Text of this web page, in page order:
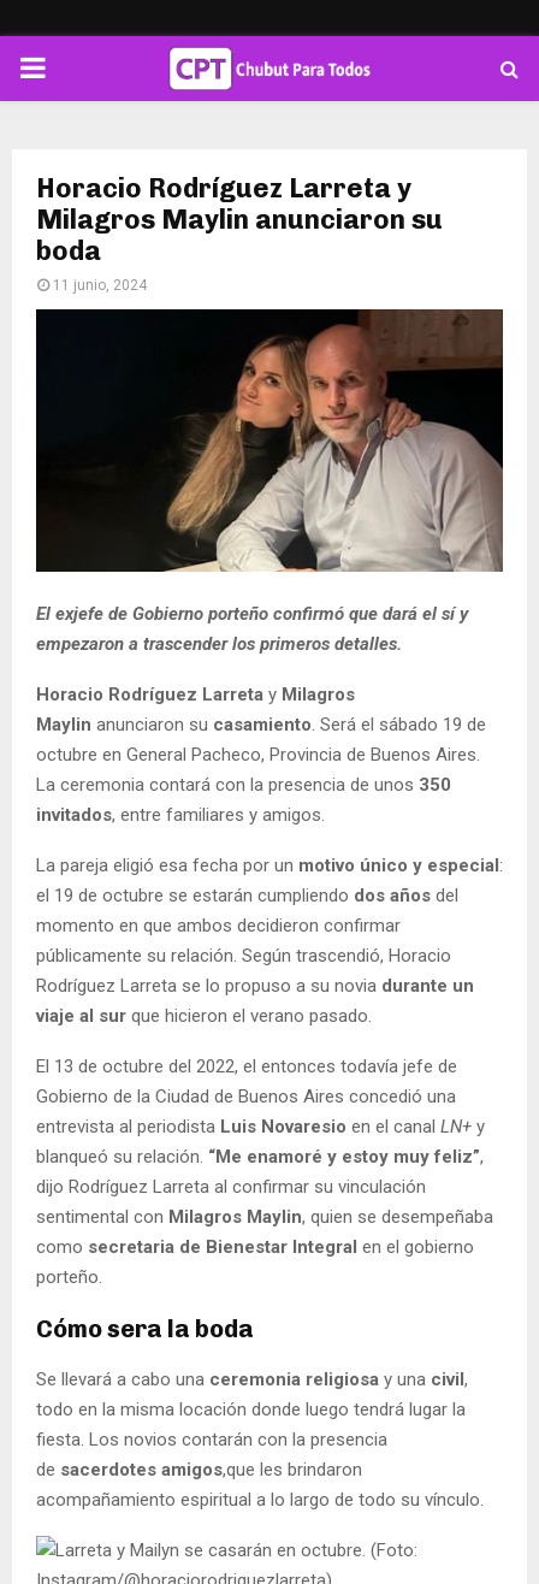
PRIMARY
Horacio Rodríguez Larreta y
Milagros Maylin anunciaron su
boda
11 junio, 2024
El exjefe de Gobierno porteño confirmó que dará el sí y
empezaron a trascender los primeros detalles.
Horacio Rodríguez Larreta y Milagros
Maylin anunciaron su casamiento. Será el sábado 19 de
octubre en General Pacheco, Provincia de Buenos Aires.
La ceremonia contará con la presencia de unos 350
invitados, entre familiares y amigos.
La pareja eligió esa fecha por un motivo único y especial:
el 19 de octubre se estarán cumpliendo dos años del
momento en que ambos decidieron confirmar
públicamente su relación. Según trascendió, Horacio
Rodríguez Larreta se lo propuso a su novia durante un
viaje al sur que hicieron el verano pasado.
El 13 de octubre del 2022, el entonces todavía jefe de
Gobierno de la Ciudad de Buenos Aires concedió una
entrevista al periodista Luis Novaresio en el canal LN+ y
blanqueó su relación. “Me enamoré y estoy muy feliz”,
dijo Rodríguez Larreta al confirmar su vinculación
sentimental con Milagros Maylin, quien se desempeñaba
como secretaria de Bienestar Integral en el gobierno
porteño.
Cómo sera la boda
Se llevará a cabo una ceremonia religiosa y una civil,
todo en la misma locación donde luego tendrá lugar la
fiesta. Los novios contarán con la presencia
de sacerdotes amigos,que les brindaron
acompañamiento espiritual a lo largo de todo su vínculo.